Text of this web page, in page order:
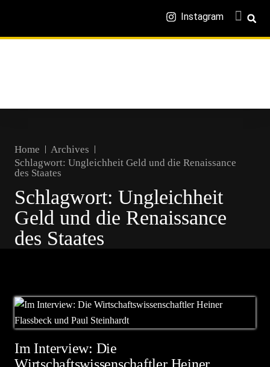
Instagram
Home
Archives
Schlagwort: Ungleichheit Geld und die Renaissance
des Staates
Schlagwort: Ungleichheit
Geld und die Renaissance
des Staates
Im Interview: Die